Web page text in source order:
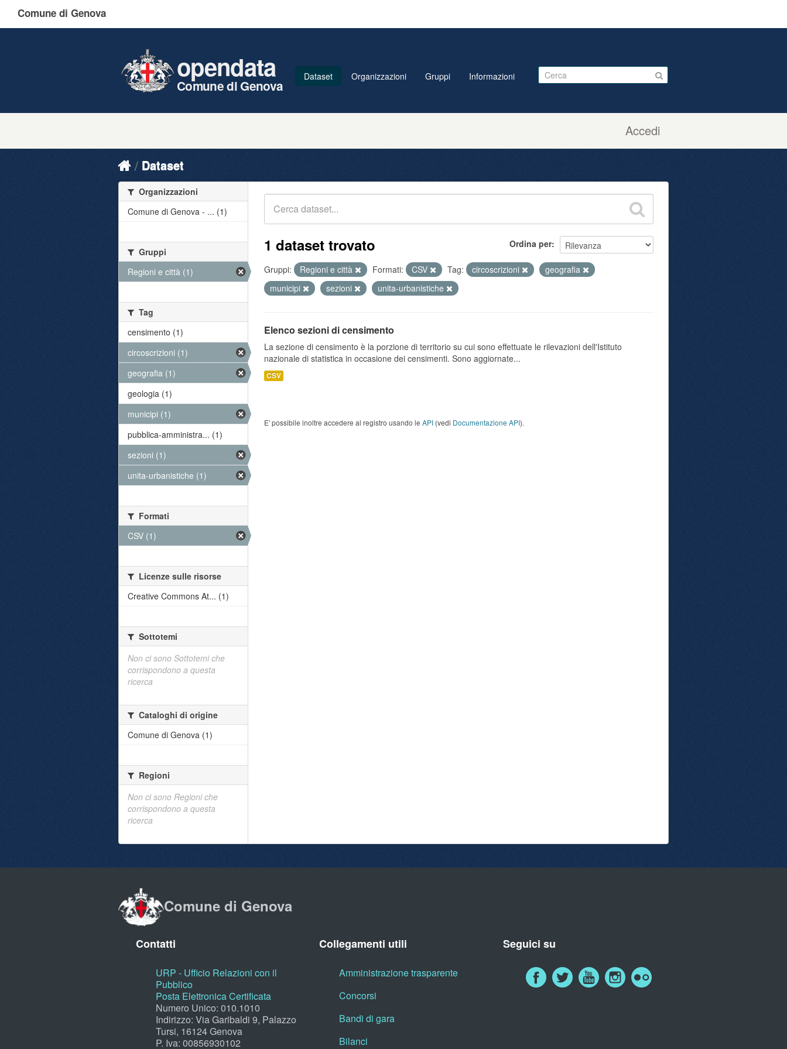
Comune di Genova
Accedi
opendata
Comune di Genova
Dataset Organizzazioni Gruppi Informazioni
Dataset
Ordina per
1 dataset trovato
Gruppi: Regioni e città Formati: CSV Tag: circoscrizioni
geografia
municipi
sezioni unita-urbanistiche
Elenco sezioni di censimento
La sezione di censimento è la porzione di territorio su cui sono effettuate le rilevazioni dell'Istituto
nazionale di statistica in occasione dei censimenti. Sono aggiornate...
CSV
E' possibile inoltre accedere al registro usando le API (vedi Documentazione API).
Organizzazioni
Comune di Genova - ... (1)
Gruppi
Regioni e città (1)
Tag
censimento (1)
circoscrizioni (1)
geografia (1)
geologia (1)
municipi (1)
pubblica-amministra... (1)
sezioni (1)
unita-urbanistiche (1)
Formati
CSV (1)
Licenze sulle risorse
Creative Commons At... (1)
Sottotemi
Non ci sono Sottotemi che
corrispondono a questa
ricerca
Cataloghi di origine
Comune di Genova (1)
Regioni
Non ci sono Regioni che
corrispondono a questa
ricerca
Comune di Genova
Contatti
URP - Ufficio Relazioni con il
Pubblico
Posta Elettronica Certificata
Numero Unico: 010.1010
Indirizzo: Via Garibaldi 9, Palazzo
Tursi, 16124 Genova
P. Iva: 00856930102
Collegamenti utili
Amministrazione trasparente
Concorsi
Bandi di gara
Bilanci
Seguici su